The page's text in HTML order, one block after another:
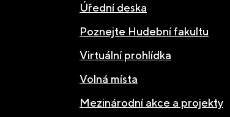
Úřední deska
Poznejte Hudební fakultu
Virtuální prohlídka
Volná místa
Mezinárodní akce a projekty